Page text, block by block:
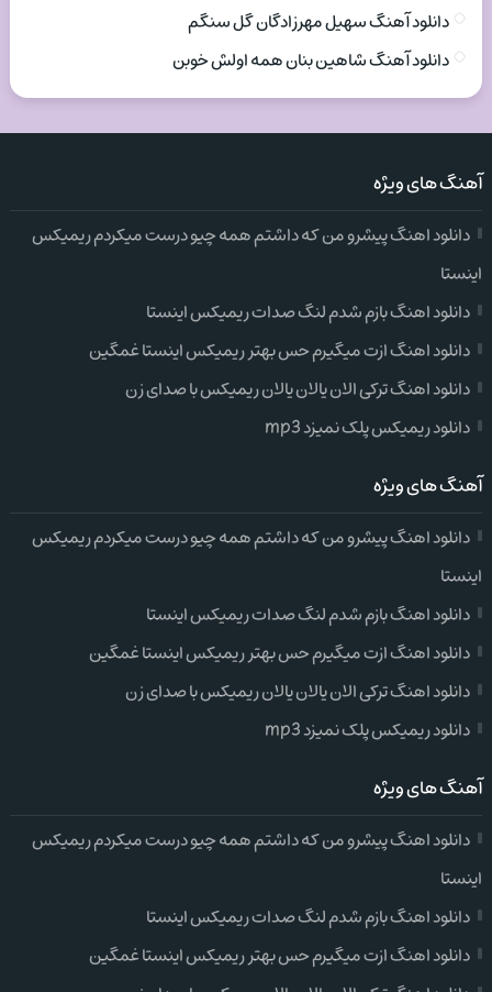
دانلود آهنگ سهیل مهرزادگان گل سنگم
دانلود آهنگ شاهین بنان همه اولش خوبن
آهنگ های ویژه
دانلود اهنگ پیشرو من که داشتم همه چیو درست میکردم ریمیکس
اینستا
دانلود اهنگ بازم شدم لنگ صدات ریمیکس اینستا
دانلود اهنگ ازت میگیرم حس بهتر ریمیکس اینستا غمگین
دانلود اهنگ ترکی الان یالان یالان ریمیکس با صدای زن
دانلود ریمیکس پلک نمیزد mp3
آهنگ های ویژه
دانلود اهنگ پیشرو من که داشتم همه چیو درست میکردم ریمیکس
اینستا
دانلود اهنگ بازم شدم لنگ صدات ریمیکس اینستا
دانلود اهنگ ازت میگیرم حس بهتر ریمیکس اینستا غمگین
دانلود اهنگ ترکی الان یالان یالان ریمیکس با صدای زن
دانلود ریمیکس پلک نمیزد mp3
آهنگ های ویژه
دانلود اهنگ پیشرو من که داشتم همه چیو درست میکردم ریمیکس
اینستا
دانلود اهنگ بازم شدم لنگ صدات ریمیکس اینستا
دانلود اهنگ ازت میگیرم حس بهتر ریمیکس اینستا غمگین